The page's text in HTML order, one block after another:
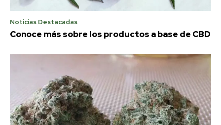
Noticias Destacadas
Conoce más sobre los productos a base de CBD